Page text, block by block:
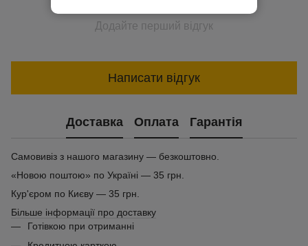
Додайте перший відгук
Написати відгук
Доставка Оплата Гарантія
Самовивіз з нашого магазину — безкоштовно.
«Новою поштою» по Україні — 35 грн.
Кур'єром по Києву — 35 грн.
Більше інформації про доставку
Готівкою при отриманні